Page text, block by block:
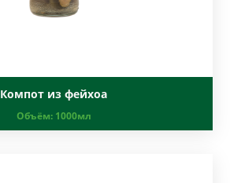
Компот из фейхоа
Объём: 1000мл